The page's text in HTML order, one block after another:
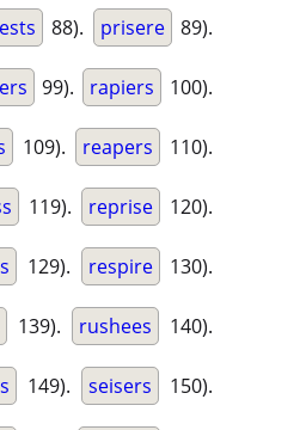
88). prisere 89).
99). rapiers 100).
109). reapers 110).
119). reprise 120).
129). respire 130).
139). rushees 140).
149). seisers 150).